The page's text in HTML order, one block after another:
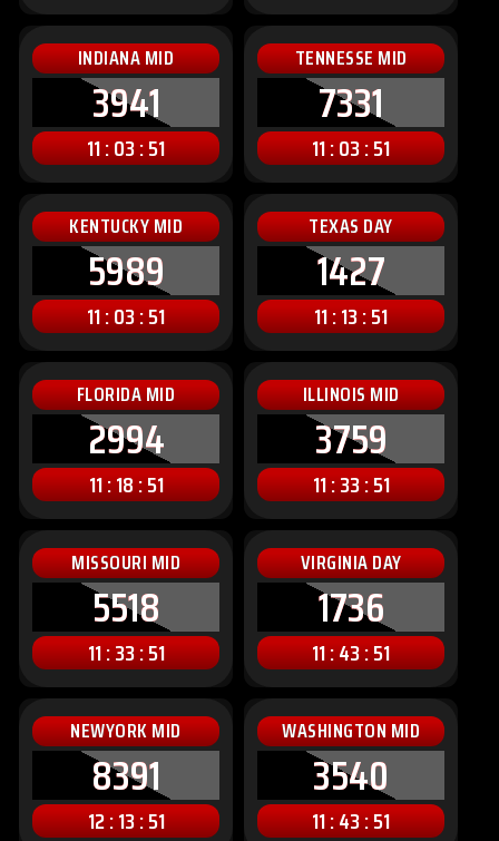
INDIANA MID
3941
11 : 03 : 49
TENNESSE MID
7331
11 : 03 : 49
KENTUCKY MID
5989
11 : 03 : 49
TEXAS DAY
1427
11 : 13 : 49
FLORIDA MID
2994
11 : 18 : 49
ILLINOIS MID
3759
11 : 33 : 49
MISSOURI MID
5518
11 : 33 : 49
VIRGINIA DAY
1736
11 : 43 : 49
NEWYORK MID
8391
12 : 13 : 49
WASHINGTON MID
3540
11 : 43 : 49